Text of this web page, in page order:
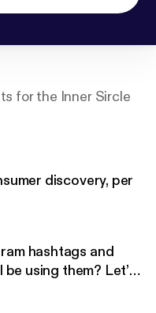
for the Inner Sircle
discovery, per
hashtags and
using them? Let’s